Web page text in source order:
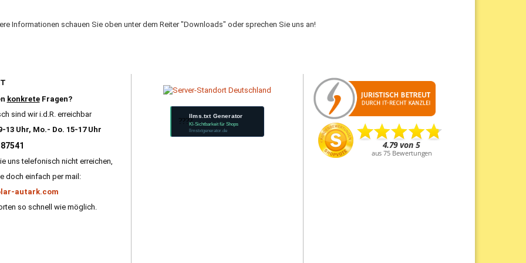
Informationen schauen Sie oben unter dem Reiter "Downloads" oder sprechen Sie uns an!
konkreteFragen?
sind wir i.d.R. erreichbar
13 Uhr, Mo.- Do. 15-17 Uhr
uns telefonisch nicht erreichen,
doch einfach per mail:
autark.com
so schnell wie möglich.
????
llms.txt Generator
KI-Sichtbarkeit für Shops
llmstxtgenerator.de